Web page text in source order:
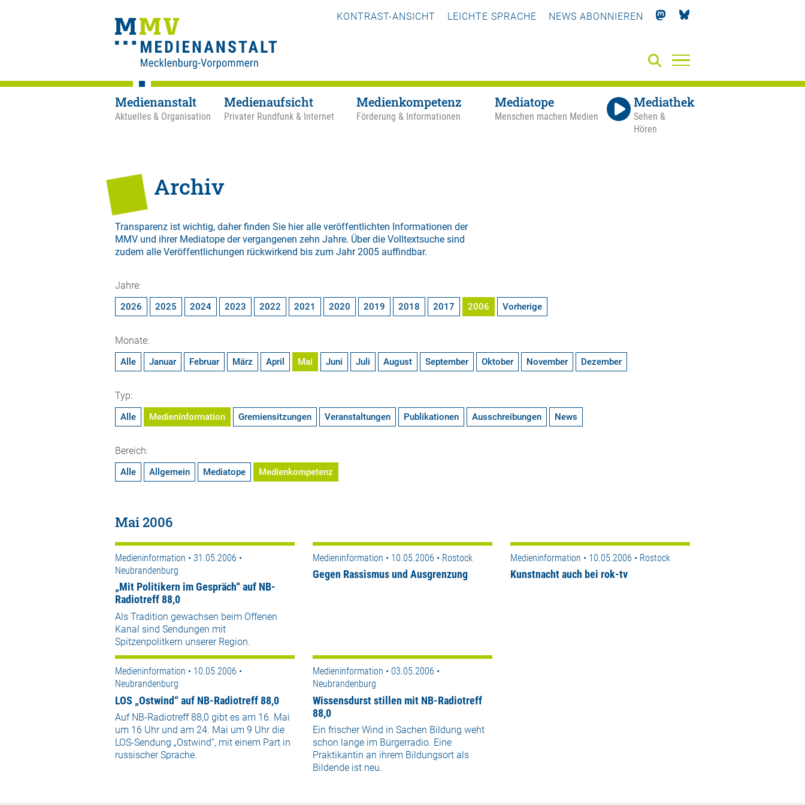
KONTRAST-ANSICHT LEICHTE SPRACHE NEWS ABONNIEREN
Medienanstalt
Aktuelles & Organisation
Medienaufsicht
Privater Rundfunk & Internet
Medienkompetenz
Förderung & Informationen
Mediatope
Menschen machen Medien
Mediathek
Sehen &
Hören
Archiv
Transparenz ist wichtig, daher finden Sie hier alle veröffentlichten Informationen der
MMV und ihrer Mediatope der vergangenen zehn Jahre. Über die Volltextsuche sind
zudem alle Veröffentlichungen rückwirkend bis zum Jahr 2005 auffindbar.
Jahre:
2026 2025 2024 2023 2022 2021 2020 2019 2018 2017 2006 Vorherige
Monate:
Alle Januar Februar März April Mai Juni Juli August September Oktober November Dezember
Typ:
Alle Medieninformation Gremiensitzungen Veranstaltungen Publikationen Ausschreibungen News
Bereich:
Alle Allgemein Mediatope Medienkompetenz
Mai 2006
Medieninformation • 31.05.2006 •
Neubrandenburg
„Mit Politikern im Gespräch“ auf NB-
Radiotreff 88,0
Als Tradition gewachsen beim Offenen
Kanal sind Sendungen mit
Spitzenpolitkern unserer Region.
Medieninformation • 10.05.2006 • Rostock
Gegen Rassismus und Ausgrenzung
Medieninformation • 10.05.2006 • Rostock
Kunstnacht auch bei rok-tv
Medieninformation • 10.05.2006 •
Neubrandenburg
LOS „Ostwind“ auf NB-Radiotreff 88,0
Auf NB-Radiotreff 88,0 gibt es am 16. Mai
um 16 Uhr und am 24. Mai um 9 Uhr die
LOS-Sendung „Ostwind“, mit einem Part in
russischer Sprache.
Medieninformation • 03.05.2006 •
Neubrandenburg
Wissensdurst stillen mit NB-Radiotreff
88,0
Ein frischer Wind in Sachen Bildung weht
schon lange im Bürgerradio. Eine
Praktikantin an ihrem Bildungsort als
Bildende ist neu.